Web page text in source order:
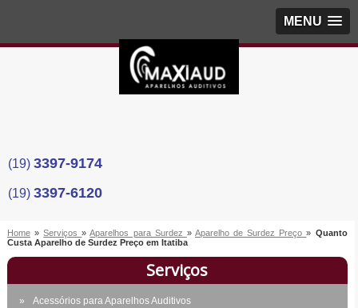
MENU
(19) 3397-9174
(19) 3397-6120
Home »Serviços»Aparelhos para Surdez » Aparelho de Surdez Preço» Quanto
Custa Aparelho de Surdez Preço em Itatiba
Serviços
Acessórios para Aparelhos Auditivos